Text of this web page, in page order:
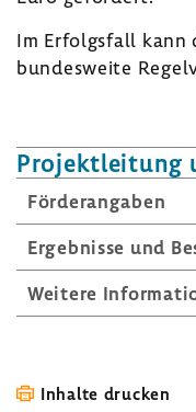
Im Erfolgs­fall kann
bundes­weite
Projekt­lei­tung
Förder­an­gaben
Ergeb­nisse und
Weitere
Inhalte drucken